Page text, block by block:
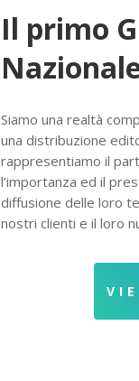
Il primo
Siamo una realtà
una distribuzione
rappresentiamo il
l’importanza ed il
diffusione delle loro
nostri clienti e il loro